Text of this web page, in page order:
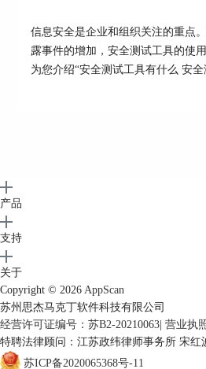
信息安全是企业和组织关注的重点
露事件的增加，安全测试工具的使
为您介绍“安全测试工具有什么 安
安全测试工具的种类、功能用途，
产品
支持
关于
Copyright © 2026 AppScan
苏州思杰马克丁软件科技有限公司
经营许可证编号：苏B2-20210063 营业执
特聘法律顾问：江苏政纬律师事务所 宋红
苏ICP备2020065368号-11